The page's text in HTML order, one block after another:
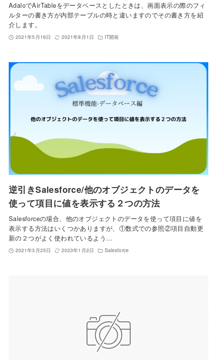
AdaloでAirTableをデータベースとしたときは、画面表示の際のフィ
ルターの書き方が内部テーブルの時と違いますのでその書き方を紹
介します。
2021年5月16日 2021年8月1日 IT開発
逆引きSalesforce/他のオブジェクトのデータを
使って項目に値を表示する２つの方法
Salesforceの場合、他のオブジェクトのデータを使って項目に値を
表示する方法はいくつかありますが、①数式での参照②項目自動更
新の２つがよく使われているよう…
2021年3月25日 2023年1月2日 Salesforce